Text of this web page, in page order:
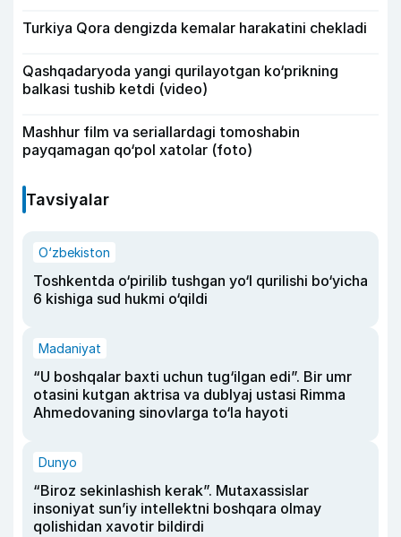
Turkiya Qora dengizda kemalar harakatini chekladi
Qashqadaryoda yangi qurilayotgan ko‘prikning
balkasi tushib ketdi (video)
Mashhur film va seriallardagi tomoshabin
payqamagan qo‘pol xatolar (foto)
Tavsiyalar
O‘zbekiston
Toshkentda o‘pirilib tushgan yo‘l qurilishi bo‘yicha
6 kishiga sud hukmi o‘qildi
Madaniyat
“U boshqalar baxti uchun tug‘ilgan edi”. Bir umr
otasini kutgan aktrisa va dublyaj ustasi Rimma
Ahmedovaning sinovlarga to‘la hayoti
Dunyo
“Biroz sekinlashish kerak”. Mutaxassislar
insoniyat sun’iy intellektni boshqara olmay
qolishidan xavotir bildirdi